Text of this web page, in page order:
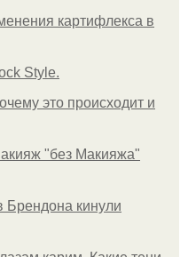
картифлекса в
Style.
это происходит и
"без Макияжа"
Брендона кинули